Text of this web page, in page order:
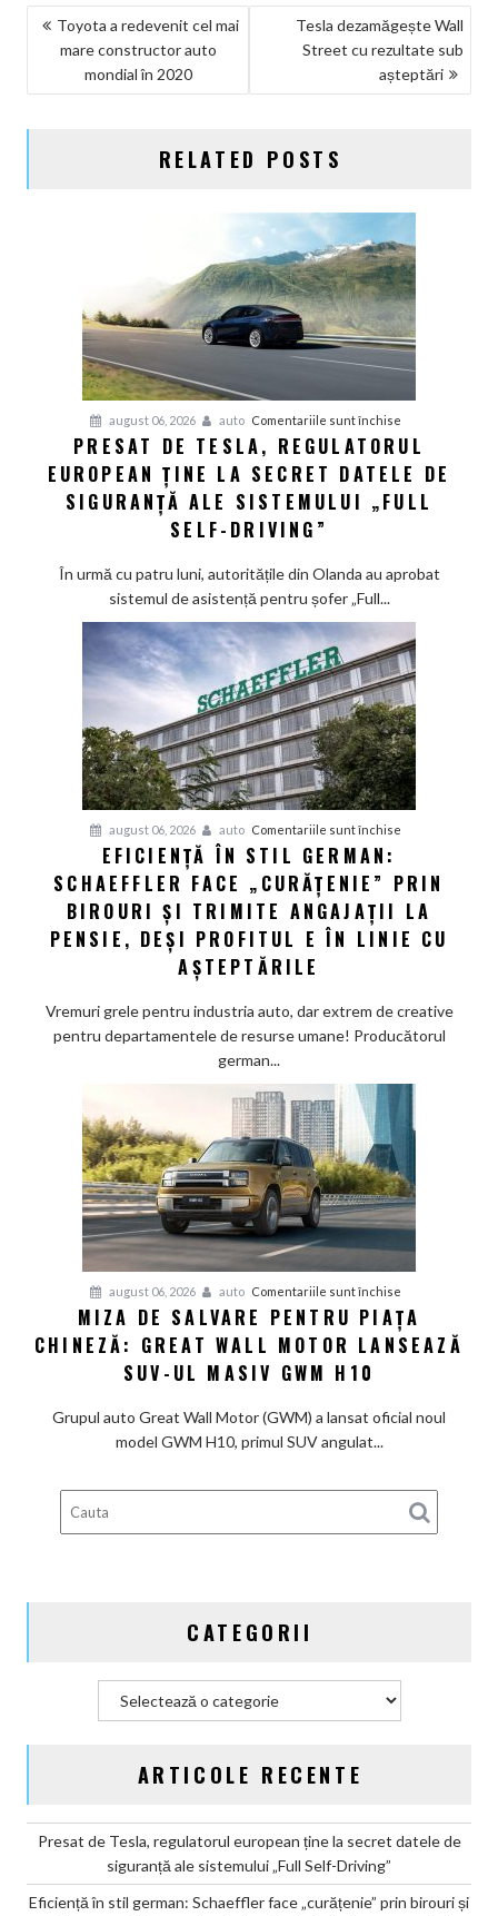
NAVIGARE
ARTICOLE
Toyota a redevenit cel mai
mare constructor auto
mondial în 2020
Tesla dezamăgește Wall
Street cu rezultate sub
așteptări
RELATED POSTS
august 06, 2026 auto Comentariile sunt închise
de
Tesla,
ține
datele
de
siguranță
ale
sistemului
„Full
Self-
Driving”
PRESAT DE TESLA, REGULATORUL
EUROPEAN ȚINE LA SECRET DATELE DE
SIGURANȚĂ ALE SISTEMULUI „FULL
SELF-DRIVING”
În urmă cu patru luni, autoritățile din Olanda au aprobat
sistemul de asistență pentru șofer „Full...
august 06, 2026 auto Comentariile sunt închise
în
stil
Schaeffler
pensie,
deși
profitul
în
cu
așteptările
EFICIENȚĂ ÎN STIL GERMAN:
SCHAEFFLER FACE „CURĂȚENIE” PRIN
BIROURI ȘI TRIMITE ANGAJAȚII LA
PENSIE, DEȘI PROFITUL E ÎN LINIE CU
AȘTEPTĂRILE
Vremuri grele pentru industria auto, dar extrem de creative
pentru departamentele de resurse umane! Producătorul
german...
august 06, 2026 auto Comentariile sunt închise
Miza
de
piața
Motor
lansează
MIZA DE SALVARE PENTRU PIAȚA
CHINEZĂ: GREAT WALL MOTOR LANSEAZĂ
SUV-UL MASIV GWM H10
Grupul auto Great Wall Motor (GWM) a lansat oficial noul
model GWM H10, primul SUV angulat...
CATEGORII
ARTICOLE RECENTE
Presat de Tesla, regulatorul european ține la secret datele de
siguranță ale sistemului „Full Self-Driving”
Eficiență în stil german: Schaeffler face „curățenie” prin birouri și